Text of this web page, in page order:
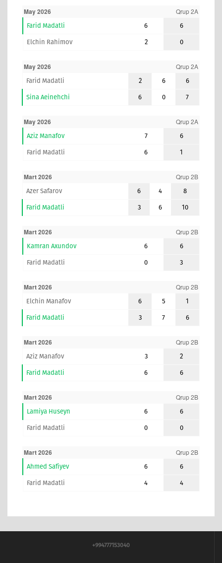
May 2026 Qrup 2A
Farid Madatli 6 6
Elchin Rahimov 2 0
May 2026 Qrup 2A
Farid Madatli 2 6 6
Sina Aeinehchi 6 0 7
May 2026 Qrup 2A
Aziz Manafov 7 6
Farid Madatli 6 1
Mart 2026 Qrup 2B
Azer Safarov 6 4 8
Farid Madatli 3 6 10
Mart 2026 Qrup 2B
Kamran Axundov 6 6
Farid Madatli 0 3
Mart 2026 Qrup 2B
Elchin Manafov 6 5 1
Farid Madatli 3 7 6
Mart 2026 Qrup 2B
Aziz Manafov 3 2
Farid Madatli 6 6
Mart 2026 Qrup 2B
Lamiya Huseyn 6 6
Farid Madatli 0 0
Mart 2026 Qrup 2B
Ahmed Safiyev 6 6
Farid Madatli 4 4
+994777153040